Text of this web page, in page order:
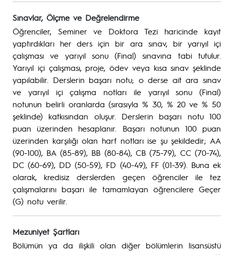
Sınavlar, Ölçme ve Değrelendirme
Öğrenciler, Seminer ve Doktora Tezi haricinde kayıt
yaptırdıkları her ders için bir ara sınav, bir yarıyıl içi
çalışması ve yarıyıl sonu (Final) sınavına tabi tutulur.
Yarıyıl içi çalışması, proje, ödev veya kısa sınav şeklinde
yapılabilir. Derslerin başarı notu; o derse ait ara sınav
ve yarıyıl içi çalışma notları ile yarıyıl sonu (Final)
notunun belirli oranlarda (sırasıyla % 30, % 20 ve % 50
şeklinde) katkısından oluşur. Derslerin başarı notu 100
puan üzerinden hesaplanır. Başarı notunun 100 puan
üzerinden karşılığı olan harf notları ise şu şekildedir; AA
(90-100), BA (85-89), BB (80-84), CB (75-79), CC (70-74),
DC (60-69), DD (50-59), FD (40-49), FF (01-39). Buna ek
olarak, kredisiz derslerden geçen öğrenciler ile tez
çalışmalarını başarı ile tamamlayan öğrencilere Geçer
(G) notu verilir.
Mezuniyet Şartları
Bölümün ya da ilişkili olan diğer bölümlerin lisansüstü